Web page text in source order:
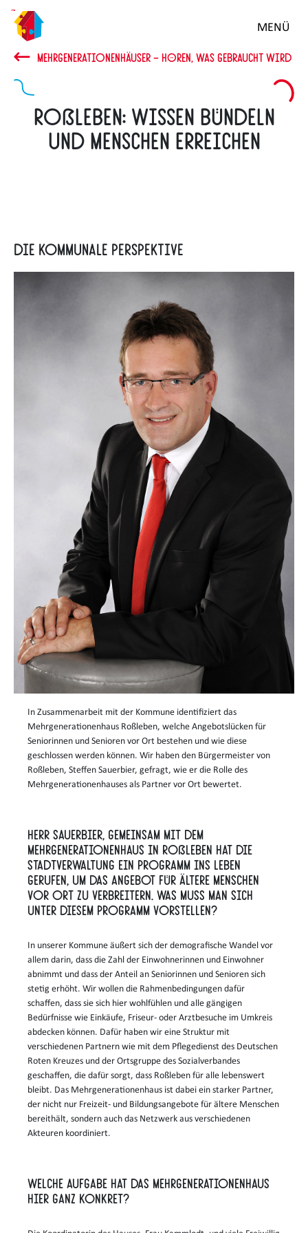
Zum
Hauptinhalt
springen
MENÜ
MEHRGENERATIONENHÄUSER – HÖREN, WAS GEBRAUCHT WIRD
Roßleben: Wissen bündeln
und Menschen erreichen
Die kommunale Perspektive
In Zusammenarbeit mit der Kommune identifiziert das
Mehrgenerationenhaus Roßleben, welche Angebotslücken für
Seniorinnen und Senioren vor Ort bestehen und wie diese
geschlossen werden können. Wir haben den Bürgermeister von
Roßleben, Steffen Sauerbier, gefragt, wie er die Rolle des
Mehrgenerationenhauses als Partner vor Ort bewertet.
Herr Sauerbier, gemeinsam mit dem
Mehrgenerationenhaus in Roßleben hat die
Stadtverwaltung ein Programm ins Leben
gerufen, um das Angebot für ältere Menschen
vor Ort zu verbreitern. Was muss man sich
unter diesem Programm vorstellen?
In unserer Kommune äußert sich der demografische Wandel vor
allem darin, dass die Zahl der Einwohnerinnen und Einwohner
abnimmt und dass der Anteil an Seniorinnen und Senioren sich
stetig erhöht. Wir wollen die Rahmenbedingungen dafür
schaffen, dass sie sich hier wohlfühlen und alle gängigen
Bedürfnisse wie Einkäufe, Friseur- oder Arztbesuche im Umkreis
abdecken können. Dafür haben wir eine Struktur mit
verschiedenen Partnern wie mit dem Pflegedienst des Deutschen
Roten Kreuzes und der Ortsgruppe des Sozialverbandes
geschaffen, die dafür sorgt, dass Roßleben für alle lebenswert
bleibt. Das Mehrgenerationenhaus ist dabei ein starker Partner,
der nicht nur Freizeit- und Bildungsangebote für ältere Menschen
bereithält, sondern auch das Netzwerk aus verschiedenen
Akteuren koordiniert.
Welche Aufgabe hat das Mehrgenerationenhaus
hier ganz konkret?